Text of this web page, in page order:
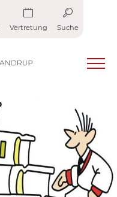
Vertretung Suche